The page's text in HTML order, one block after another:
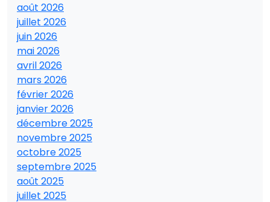
août 2026
juillet 2026
juin 2026
mai 2026
avril 2026
mars 2026
février 2026
janvier 2026
décembre 2025
novembre 2025
octobre 2025
septembre 2025
août 2025
juillet 2025